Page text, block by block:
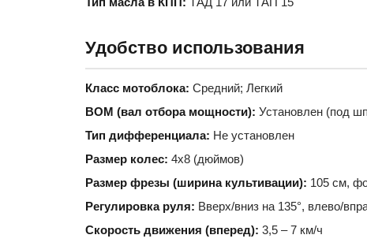
Удобство использования
Класс мотоблока: Средний; Легкий
ВОМ (вал отбора мощности): Установлен (под
Тип дифференциала: Не установлен
Размер колес: 4х8 (дюймов)
Размер фрезы (ширина культивации): 105 см,
Регулировка руля: Вверх/вниз на 135°, влево/
Скорость движения (вперед): 3,5 – 7 км/ч